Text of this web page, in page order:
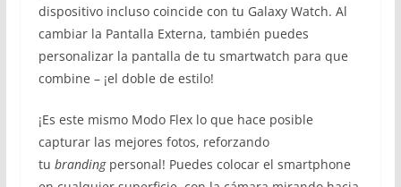
dispositivo incluso coincide con tu Galaxy Watch. Al
cambiar la Pantalla Externa, también puedes
personalizar la pantalla de tu smartwatch para que
combine – ¡el doble de estilo!
¡Es este mismo Modo Flex lo que hace posible
capturar las mejores fotos, reforzando
tu brandingpersonal! Puedes colocar el smartphone